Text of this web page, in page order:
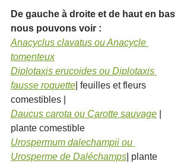
De gauche à droite et de haut en bas
nous pouvons voir :
Anacyclus clavatus ou Anacycle
tomenteux
Diplotaxis erucoides ou Diplotaxis
fausse roquette | feuilles et fleurs
comestibles |
Daucus carota ou Carotte sauvage
plante comestible
Urospermum dalechampii ou
Urosperme de Daléchamps | plante